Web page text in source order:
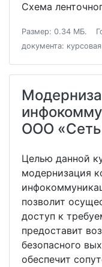
Схема
Размер: 0.34 МБ.
документа:
ООО
Целью данной
модернизация
позволит
доступ к
предоставит
безопасного
обеспечит